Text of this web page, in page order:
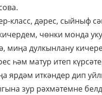
класс, дәрес, сыйныф
чөнки монда
дулкынлану
һәм матур итеп
ярдәм иткәндер дип
зур рәхмәтемне